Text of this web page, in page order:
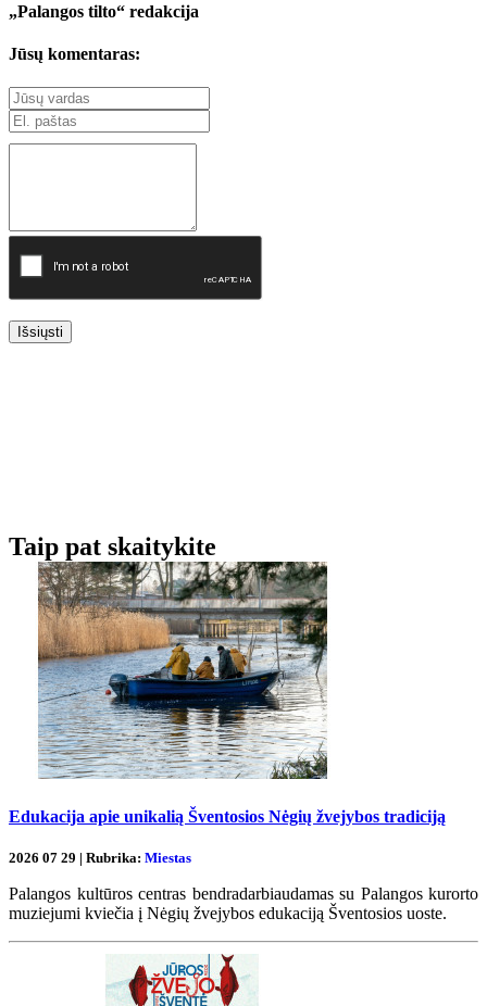
„Palangos tilto“ redakcija
Jūsų komentaras:
Išsiųsti
Taip pat skaitykite
Edukacija apie unikalią Šventosios Nėgių žvejybos tradiciją
2026 07 29 | Rubrika: Miestas
Palangos kultūros centras bendradarbiaudamas su Palangos kurorto
muziejumi kviečia į Nėgių žvejybos edukaciją Šventosios uoste.